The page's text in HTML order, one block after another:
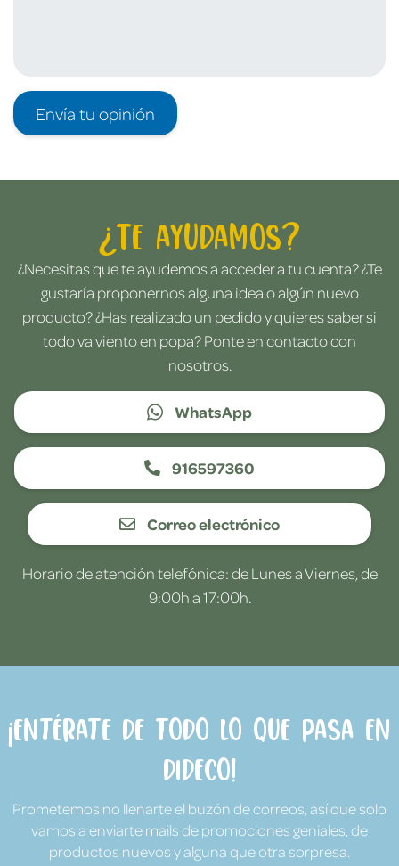
Envía tu opinión
¿Te ayudamos?
¿Necesitas que te ayudemos a acceder a tu cuenta? ¿Te
gustaría proponernos alguna idea o algún nuevo
producto? ¿Has realizado un pedido y quieres saber si
todo va viento en popa? Ponte en contacto con
nosotros.
WhatsApp
916597360
Correo electrónico
Horario de atención telefónica: de Lunes a Viernes, de
9:00h a 17:00h.
¡Entérate de todo lo que pasa en
Dideco!
Prometemos no llenarte el buzón de correos, así que solo
vamos a enviarte mails de promociones geniales, de
productos nuevos y alguna que otra sorpresa.